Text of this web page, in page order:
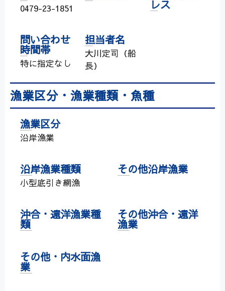
0479-23-1851 レス
問い合わせ
時間帯
特に指定なし
担当者名
大川定司（船
長）
漁業区分・漁業種類・魚種
漁業区分
沿岸漁業
沿岸漁業種類
小型底引き網漁
その他沿岸漁業
沖合・遠洋漁業種
類
その他沖合・遠洋
漁業
その他・内水面漁
業